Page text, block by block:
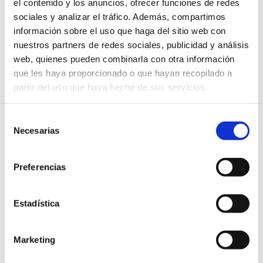
el contenido y los anuncios, ofrecer funciones de redes
sociales y analizar el tráfico. Además, compartimos
información sobre el uso que haga del sitio web con
nuestros partners de redes sociales, publicidad y análisis
web, quienes pueden combinarla con otra información
que les haya proporcionado o que hayan recopilado a
partir del uso que haya hecho de sus servicios.
Necesarias
Preferencias
Estadística
Marketing
espacio de la Cámara de Comercio de Valencia ‘The
Terminal Hub’. La inscripción es gratuita y está abierto a
todos los sectores interesados.
Más información
organiza una sesión sobre la
importancia de las pausas para